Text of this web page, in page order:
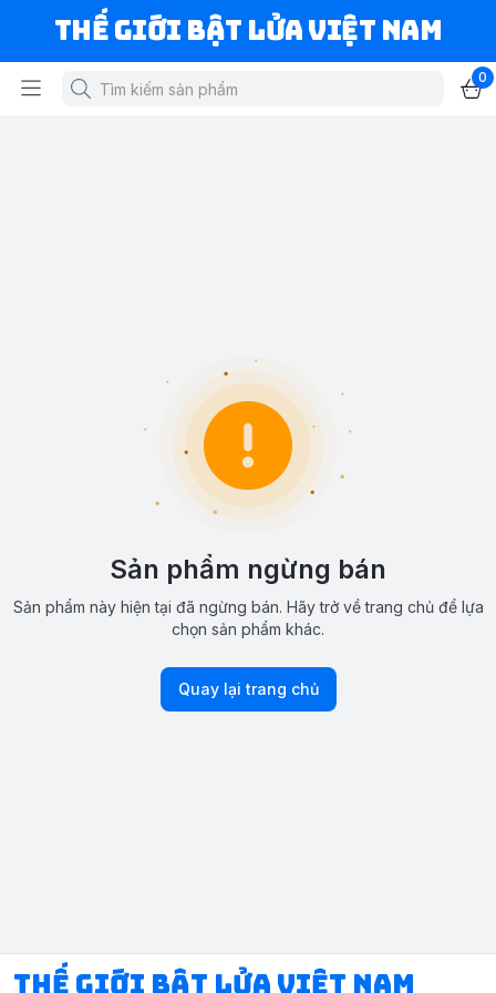
Thế Giới Bật Lửa Việt Nam
0
Sản phẩm ngừng bán
Sản phẩm này hiện tại đã ngừng bán. Hãy trở về trang chủ để lựa
chọn sản phẩm khác.
Quay lại trang chủ
Thế Giới Bật Lửa Việt Nam